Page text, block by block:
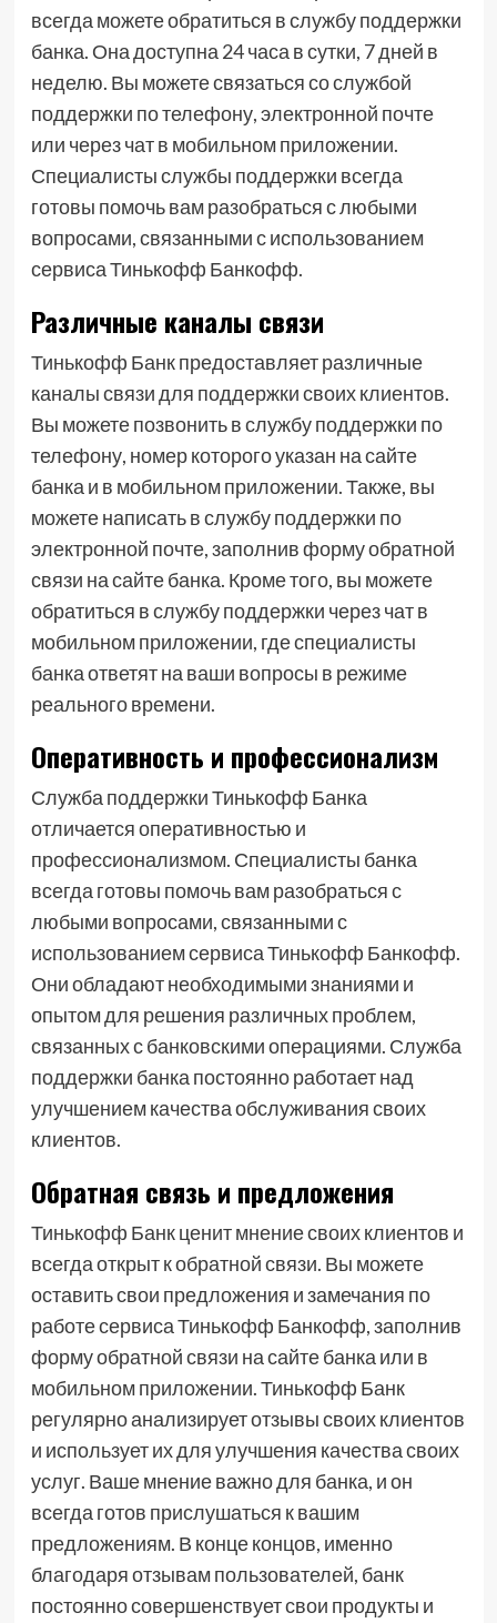
всегда можете обратиться в службу поддержки
банка. Она доступна 24 часа в сутки, 7 дней в
неделю. Вы можете связаться со службой
поддержки по телефону, электронной почте
или через чат в мобильном приложении.
Специалисты службы поддержки всегда
готовы помочь вам разобраться с любыми
вопросами, связанными с использованием
сервиса Тинькофф Банкофф.
Различные каналы связи
Тинькофф Банк предоставляет различные
каналы связи для поддержки своих клиентов.
Вы можете позвонить в службу поддержки по
телефону, номер которого указан на сайте
банка и в мобильном приложении. Также, вы
можете написать в службу поддержки по
электронной почте, заполнив форму обратной
связи на сайте банка. Кроме того, вы можете
обратиться в службу поддержки через чат в
мобильном приложении, где специалисты
банка ответят на ваши вопросы в режиме
реального времени.
Оперативность и профессионализм
Служба поддержки Тинькофф Банка
отличается оперативностью и
профессионализмом. Специалисты банка
всегда готовы помочь вам разобраться с
любыми вопросами, связанными с
использованием сервиса Тинькофф Банкофф.
Они обладают необходимыми знаниями и
опытом для решения различных проблем,
связанных с банковскими операциями. Служба
поддержки банка постоянно работает над
улучшением качества обслуживания своих
клиентов.
Обратная связь и предложения
Тинькофф Банк ценит мнение своих клиентов и
всегда открыт к обратной связи. Вы можете
оставить свои предложения и замечания по
работе сервиса Тинькофф Банкофф, заполнив
форму обратной связи на сайте банка или в
мобильном приложении. Тинькофф Банк
регулярно анализирует отзывы своих клиентов
и использует их для улучшения качества своих
услуг. Ваше мнение важно для банка, и он
всегда готов прислушаться к вашим
предложениям. В конце концов, именно
благодаря отзывам пользователей, банк
постоянно совершенствует свои продукты и